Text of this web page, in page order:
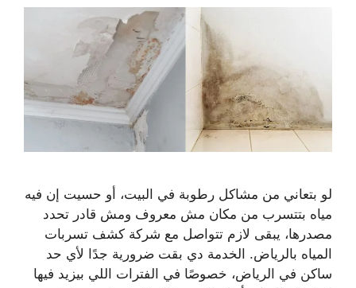
لو بتعاني من مشاكل رطوبة في البيت، أو حسيت إن فيه
مياه بتتسرب من مكان مش معروف ومش قادر تحدد
مصدرها، يبقى لازم تتواصل مع شركة كشف تسربات
المياه بالرياض. الخدمة دي بقت ضرورية جدًا لأي حد
ساكن في الرياض، خصوصًا في الفترات اللي بيزيد فيها